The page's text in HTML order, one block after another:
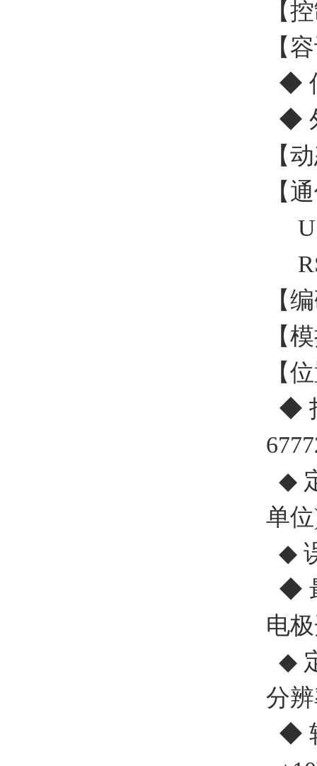
【
【
◆
◆
【
【
【
【
【
◆
◆
单
◆
◆
电
◆
分
◆